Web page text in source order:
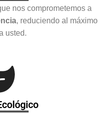
nos comprometemos a
, reduciendo al máximo
usted.